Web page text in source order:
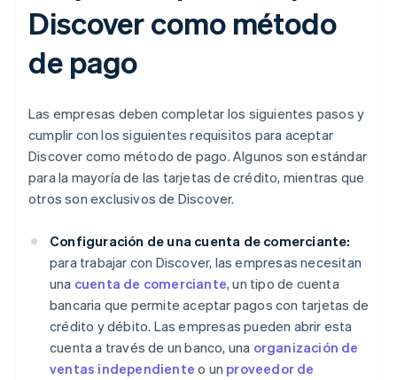
Discover como método
de pago
Las empresas deben completar los siguientes pasos y
cumplir con los siguientes requisitos para aceptar
Discover como método de pago. Algunos son estándar
para la mayoría de las tarjetas de crédito, mientras que
otros son exclusivos de Discover.
Configuración de una cuenta de comerciante:
para trabajar con Discover, las empresas necesitan
una cuenta de comerciante, un tipo de cuenta
bancaria que permite aceptar pagos con tarjetas de
crédito y débito. Las empresas pueden abrir esta
cuenta a través de un banco, una organización de
ventas independiente o un proveedor de